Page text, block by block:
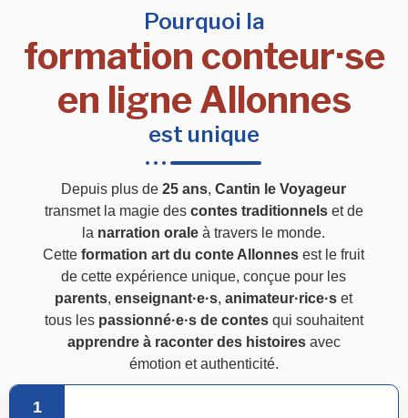
Pourquoi la
formation conteur·se
en ligne Allonnes
est unique
Depuis plus de25 ans,Cantin le Voyageur
transmet la magie des contes traditionnelset de
la narration orale à travers le monde.
Cetteformation art du conte Allonnes est le fruit
de cette expérience unique, conçue pour les
parents,enseignant·e·s,animateur·rice·s et
tous les passionné·e·s de contesqui souhaitent
apprendre à raconter des histoiresavec
émotion et authenticité.
1